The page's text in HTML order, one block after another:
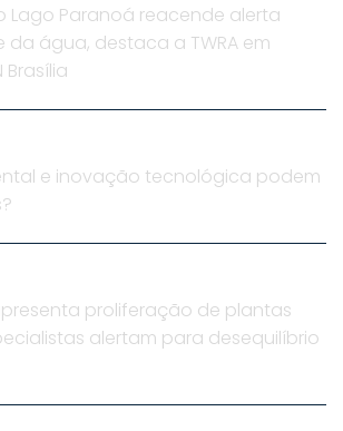
Lago Paranoá reacende alerta
água, destaca a TWRA em
Brasília
e inovação tecnológica podem
proliferação de plantas
alertam para desequilíbrio